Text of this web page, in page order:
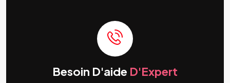
Besoin D'aide D'Expert